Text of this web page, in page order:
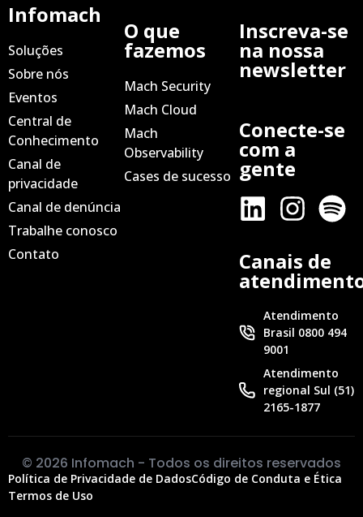
Infomach
Soluções
Sobre nós
Eventos
Central de
Conhecimento
Canal de
privacidade
Canal de denúncia
Trabalhe conosco
Contato
O que
fazemos
Mach Security
Mach Cloud
Mach
Observability
Cases de sucesso
Inscreva-se
na nossa
newsletter
Conecte-se
com a
gente
Canais de
Atendimento
Brasil 0800 494
9001
Atendimento
regional Sul (51)
2165-1877
© 2026 Infomach - Todos os direitos reservados
Política de Privacidade de DadosCódigo de Conduta e Ética
Termos de Uso